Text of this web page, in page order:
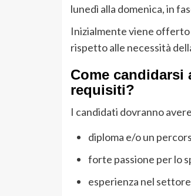
lunedì alla domenica, in
Inizialmente viene
rispetto alle necessità
Come candidarsi
requisiti?
I candidati dovranno
diploma e/o un
forte passione per lo
esperienza nel